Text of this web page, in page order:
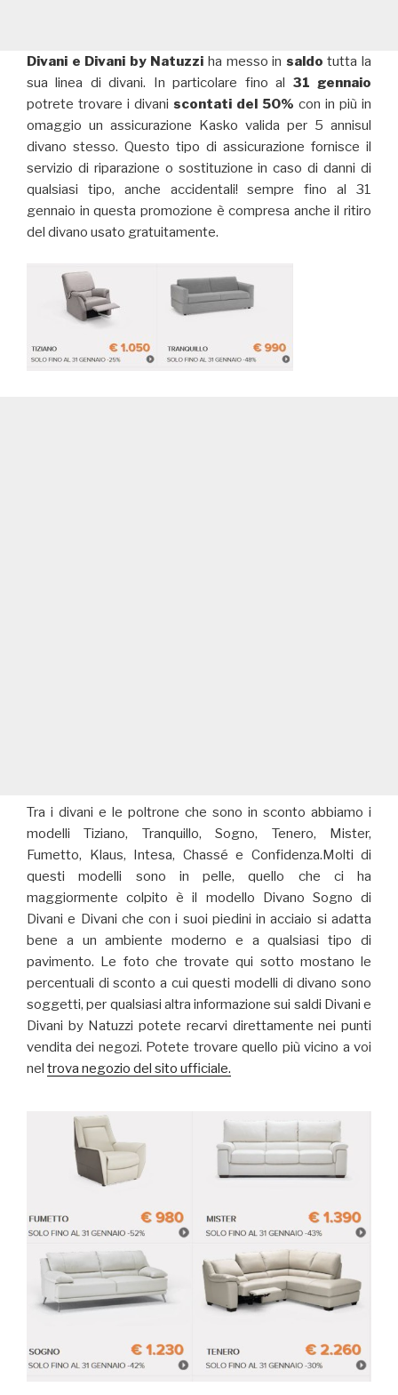
Divani e Divani by Natuzzi ha messo in saldo tutta la
sua linea di divani. In particolare fino al 31 gennaio
potrete trovare i divani scontati del 50% con in più in
omaggio un assicurazione Kasko valida per 5 annisul
divano stesso. Questo tipo di assicurazione fornisce il
servizio di riparazione o sostituzione in caso di danni di
qualsiasi tipo, anche accidentali! sempre fino al 31
gennaio in questa promozione è compresa anche il ritiro
del divano usato gratuitamente.
Tra i divani e le poltrone che sono in sconto abbiamo i
modelli Tiziano, Tranquillo, Sogno, Tenero, Mister,
Fumetto, Klaus, Intesa, Chassé e Confidenza.Molti di
questi modelli sono in pelle, quello che ci ha
maggiormente colpito è il modello Divano Sogno di
Divani e Divani che con i suoi piedini in acciaio si adatta
bene a un ambiente moderno e a qualsiasi tipo di
pavimento. Le foto che trovate qui sotto mostano le
percentuali di sconto a cui questi modelli di divano sono
soggetti, per qualsiasi altra informazione sui saldi Divani e
Divani by Natuzzi potete recarvi direttamente nei punti
vendita dei negozi. Potete trovare quello più vicino a voi
nel trova negozio del sito ufficiale.